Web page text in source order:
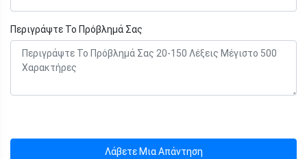
Περιγράψτε Το Πρόβλημά Σας
Λάβετε Μια Απάντηση